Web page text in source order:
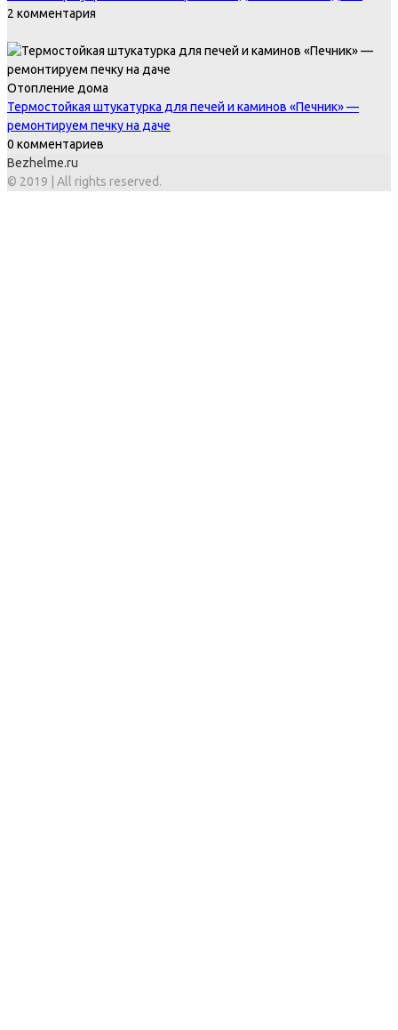
2 комментария
Отопление дома
Термостойкая штукатурка для печей и каминов «Печник» —
ремонтируем печку на даче
0 комментариев
Bezhelme.ru
© 2019 | All rights reserved.